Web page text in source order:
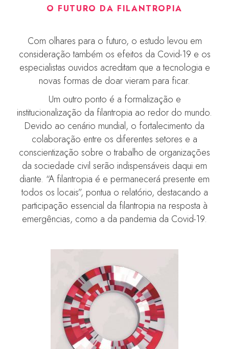
O FUTURO DA FILANTROPIA
Com olhares para o futuro, o estudo levou em
consideração também os efeitos da Covid-19 e os
especialistas ouvidos acreditam que a tecnologia e
novas formas de doar vieram para ficar.
Um outro ponto é a formalização e
institucionalização da filantropia ao redor do mundo.
Devido ao cenário mundial, o fortalecimento da
colaboração entre os diferentes setores e a
conscientização sobre o trabalho de organizações
da sociedade civil serão indispensáveis daqui em
diante. “A filantropia é e permanecerá presente em
todos os locais”, pontua o relatório, destacando a
participação essencial da filantropia na resposta à
emergências, como a da pandemia da Covid-19.